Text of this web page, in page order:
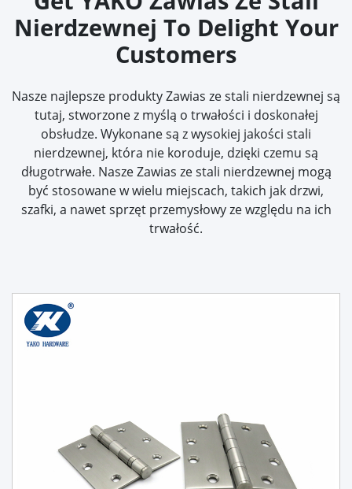
Nierdzewnej To Delight Your
Customers
Nasze najlepsze produkty Zawias ze stali nierdzewnej są
tutaj, stworzone z myślą o trwałości i doskonałej
obsłudze. Wykonane są z wysokiej jakości stali
nierdzewnej, która nie koroduje, dzięki czemu są
długotrwałe. Nasze Zawias ze stali nierdzewnej mogą
być stosowane w wielu miejscach, takich jak drzwi,
szafki, a nawet sprzęt przemysłowy ze względu na ich
trwałość.